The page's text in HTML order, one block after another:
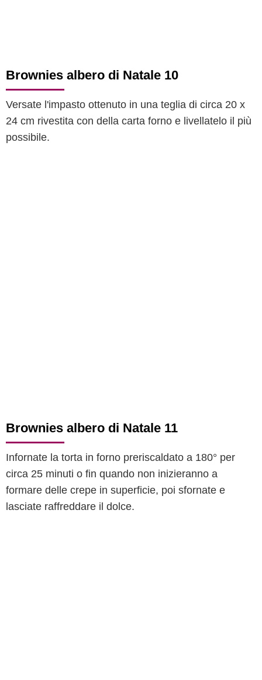
Brownies albero di Natale 10
Versate l'impasto ottenuto in una teglia di circa 20 x
24 cm rivestita con della carta forno e livellatelo il più
possibile.
Brownies albero di Natale 11
Infornate la torta in forno preriscaldato a 180° per
circa 25 minuti o fin quando non inizieranno a
formare delle crepe in superficie, poi sfornate e
lasciate raffreddare il dolce.